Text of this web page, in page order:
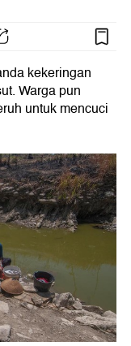
kekeringan
Warga pun
untuk mencuci